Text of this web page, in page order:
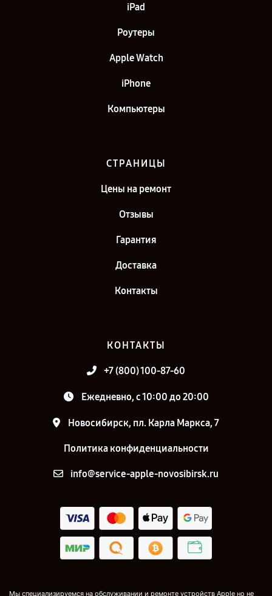
iPad
Роутеры
Apple Watch
iPhone
Компьютеры
СТРАНИЦЫ
Цены на ремонт
Отзывы
Гарантия
Доставка
Контакты
КОНТАКТЫ
+7 (800) 100-87-60
Ежедневно, с 10:00 до 20:00
Новосибирск, пл. Карла Маркса, 7
Политика конфиденциальности
info@service-apple-novosibirsk.ru
Мы специализируемся на обслуживании и ремонте устройств Apple но не